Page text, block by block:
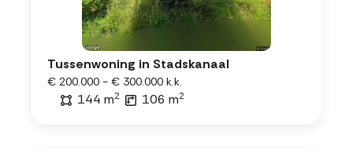
Tussenwoning in Stadskanaal
€ 200.000 - € 300.000 k.k.
144 m2 106 m2